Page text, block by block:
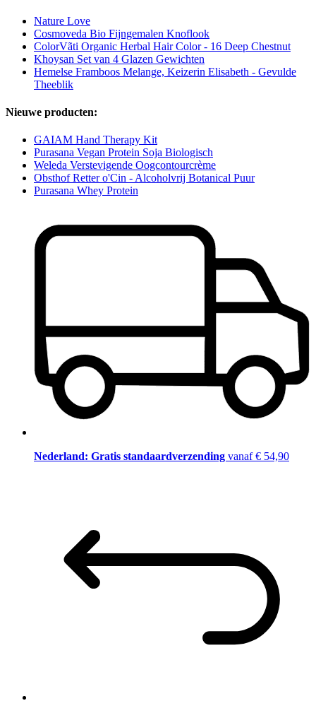
Nature Love
Cosmoveda Bio Fijngemalen Knoflook
ColorVãti Organic Herbal Hair Color - 16 Deep Chestnut
Khoysan Set van 4 Glazen Gewichten
Hemelse Framboos Melange, Keizerin Elisabeth - Gevulde
Theeblik
Nieuwe producten:
GAIAM Hand Therapy Kit
Purasana Vegan Protein Soja Biologisch
Weleda Verstevigende Oogcontourcrème
Obsthof Retter o'Cin - Alcoholvrij Botanical Puur
Purasana Whey Protein
Nederland: Gratis standaardverzending vanaf € 54,90